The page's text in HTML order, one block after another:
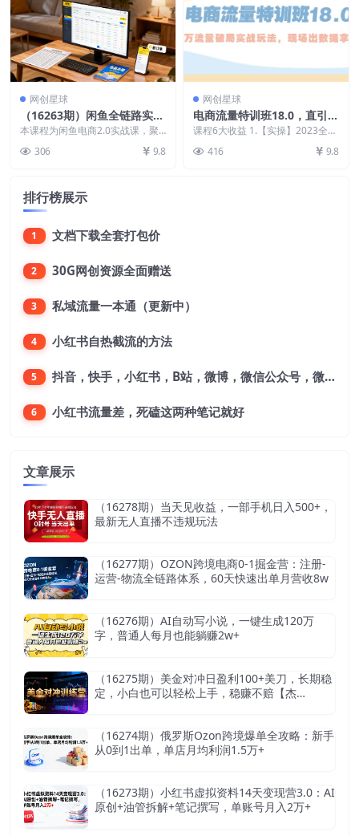
网创星球
（16263期）闲鱼全链路实战
营2.0：9月新规过后从选品到
标准化运营，7天快速出单
本课程为闲鱼电商2.0实战课，聚
心模块包括： ...
306 9.8
网创星球
电商流量特训班18.0，直引万
流量破局实操玩法，现场出数
课程6大收益 1.【实操】2023全新
【实操】2...
416 9.8
排行榜展示
1 文档下载全套打包价
2 30G网创资源全面赠送
3 私域流量一本通（更新中）
4 小红书自热截流的方法
5 抖音，快手，小红书，B站，微博，微信公众号，微信视频号。每一个平台，都是不一样的机会，对应不一样的赚钱思路
6 小红书流量差，死磕这两种笔记就好
文章展示
（16278期）当天见收益，一部手机日入500+，
最新无人直播不违规玩法
（16277期）OZON跨境电商0-1掘金营：注册-
运营-物流全链路体系，60天快速出单月营收8w
（16276期）AI自动写小说，一键生成120万
字，普通人每月也能躺赚2w+
（16275期）美金对冲日盈利100+美刀，长期稳
定，小白也可以轻松上手，稳赚不赔【杰…
（16274期）俄罗斯Ozon跨境爆单全攻略：新手
从0到1出单，单店月均利润1.5万+
（16273期）小红书虚拟资料14天变现营3.0：AI
原创+油管拆解+笔记撰写，单账号月入2万+